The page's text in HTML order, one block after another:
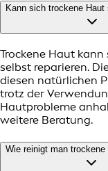
Kann sich trockene Haut
Trockene Haut
selbst reparieren.
diesen natürlichen
trotz der
Hautprobleme
weitere Beratung.
Wie reinigt man